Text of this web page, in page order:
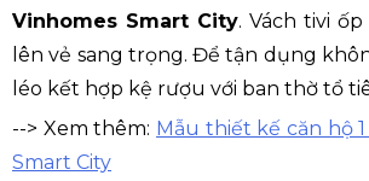
Vinhomes Smart City. Vách tivi
lên vẻ sang trọng. Để tận dụng
léo kết hợp kệ rượu với ban thờ tổ
--> Xem thêm: Mẫu thiết kế căn hộ
Smart City